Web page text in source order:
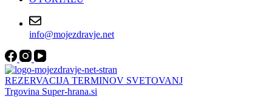
info@mojezdravje.net
REZERVACIJA TERMINOV SVETOVANJ
Trgovina Super-hrana.si